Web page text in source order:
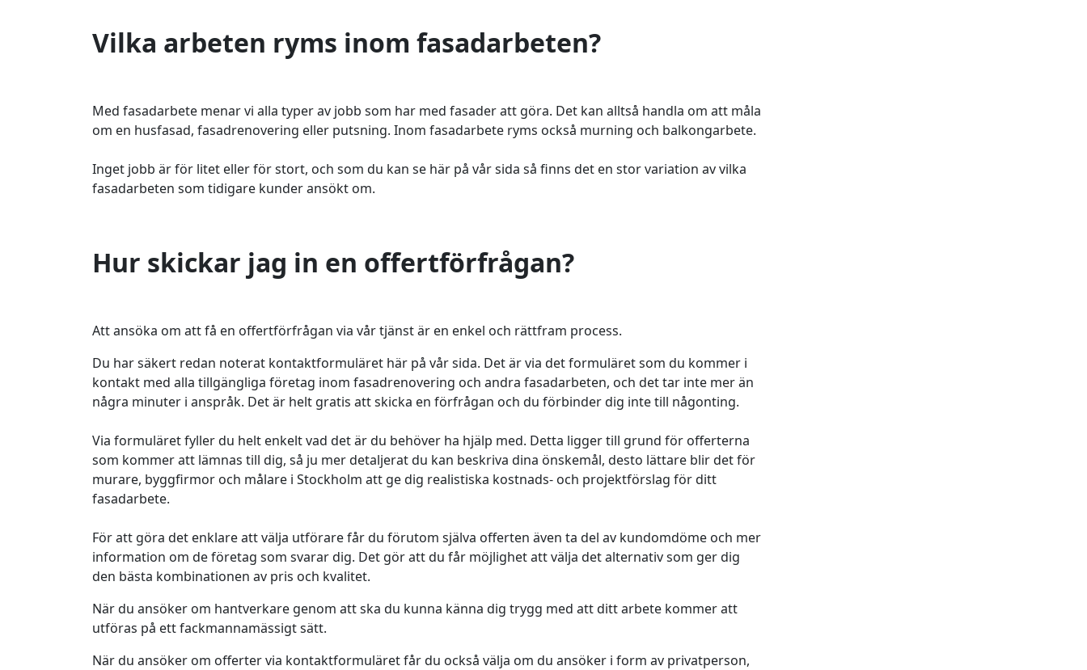
Vilka arbeten ryms inom fasadarbeten?
Med fasadarbete menar vi alla typer av jobb som har med fasader att göra. Det kan alltså handla om att måla
om en husfasad, fasadrenovering eller putsning. Inom fasadarbete ryms också murning och balkongarbete.
Inget jobb är för litet eller för stort, och som du kan se här på vår sida så finns det en stor variation av vilka
fasadarbeten som tidigare kunder ansökt om.
Hur skickar jag in en offertförfrågan?
Att ansöka om att få en offertförfrågan via vår tjänst är en enkel och rättfram process.
Du har säkert redan noterat kontaktformuläret här på vår sida. Det är via det formuläret som du kommer i
kontakt med alla tillgängliga företag inom fasadrenovering och andra fasadarbeten, och det tar inte mer än
några minuter i anspråk. Det är helt gratis att skicka en förfrågan och du förbinder dig inte till någonting.
Via formuläret fyller du helt enkelt vad det är du behöver ha hjälp med. Detta ligger till grund för offerterna
som kommer att lämnas till dig, så ju mer detaljerat du kan beskriva dina önskemål, desto lättare blir det för
murare, byggfirmor och målare i Stockholm att ge dig realistiska kostnads- och projektförslag för ditt
fasadarbete.
För att göra det enklare att välja utförare får du förutom själva offerten även ta del av kundomdöme och mer
information om de företag som svarar dig. Det gör att du får möjlighet att välja det alternativ som ger dig
den bästa kombinationen av pris och kvalitet.
När du ansöker om hantverkare genom att ska du kunna känna dig trygg med att ditt arbete kommer att
utföras på ett fackmannamässigt sätt.
När du ansöker om offerter via kontaktformuläret får du också välja om du ansöker i form av privatperson,